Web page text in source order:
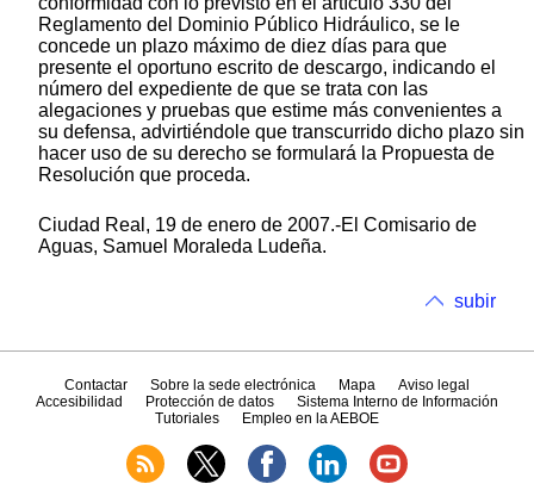
Reglamento del Dominio Público Hidráulico, se le
concede un plazo máximo de diez días para que
presente el oportuno escrito de descargo, indicando el
número del expediente de que se trata con las
alegaciones y pruebas que estime más convenientes a
su defensa, advirtiéndole que transcurrido dicho plazo sin
hacer uso de su derecho se formulará la Propuesta de
Resolución que proceda.
Ciudad Real, 19 de enero de 2007.-El Comisario de
Aguas, Samuel Moraleda Ludeña.
subir
Contactar Sobre la sede electrónica Mapa
Aviso legal
Accesibilidad
Protección de datos
Sistema Interno de Información
Tutoriales
Empleo en la AEBOE